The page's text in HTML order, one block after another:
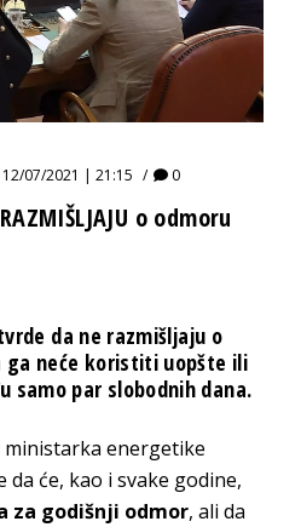
12/07/2021 | 21:15 0
o odmoru
da ne razmišljaju o
ga neće koristiti uopšte ili
samo par slobodnih dana.
ministarka energetike
će, kao i svake godine,
za godišnji odmor, ali da